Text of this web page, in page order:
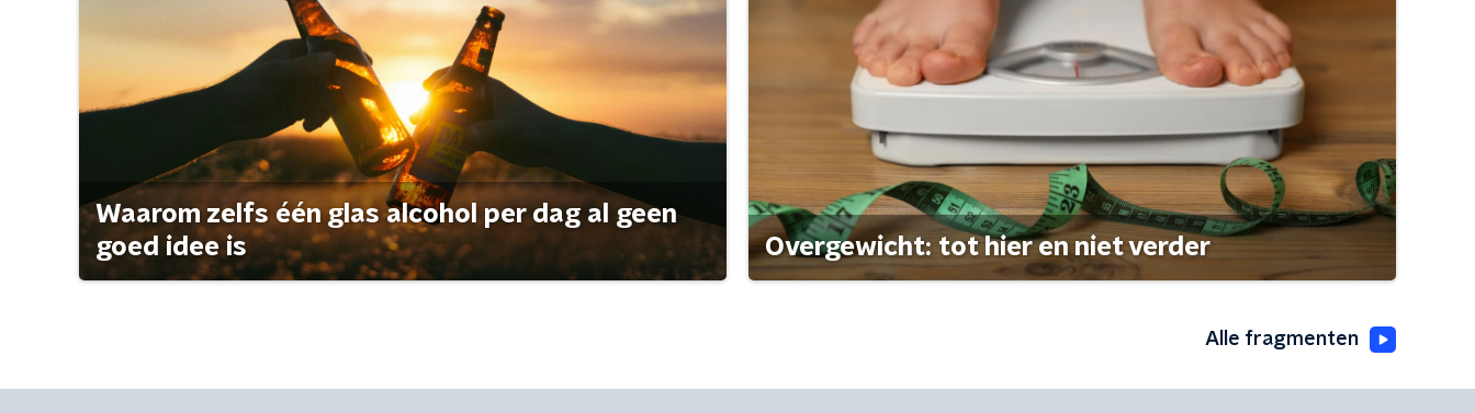
Waarom zelfs één glas alcohol per dag al geen
goed idee is
Overgewicht: tot hier en niet verder
Alle fragmenten